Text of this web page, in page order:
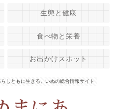
しともに生きる。いぬの総合情報サイト
生態と健康
食べ物と栄養
お出かけスポット